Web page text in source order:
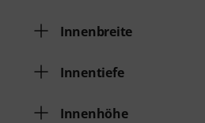
Innenbreite
Innentiefe
Innenhöhe